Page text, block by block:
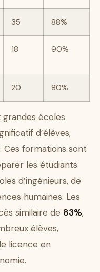
35 88%
18 90%
20 80%
grandes écoles
d’élèves,
. Ces formations sont
les étudiants
d’ingénieurs, de
humaines. Les
similaire de 83%,
élèves,
licence en